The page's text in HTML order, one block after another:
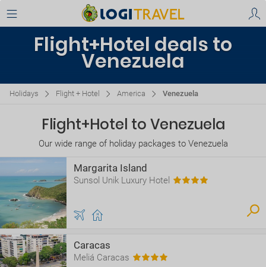
Flight+Hotel deals to
Venezuela
Holidays Flight + Hotel America Venezuela
Flight+Hotel to Venezuela
Our wide range of holiday packages to Venezuela
Margarita Island
Sunsol Unik Luxury Hotel
Caracas
Meliá Caracas